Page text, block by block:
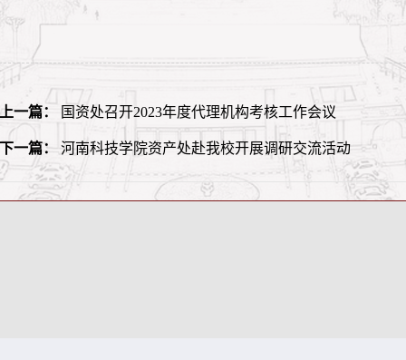
上一篇： 国资处召开2023年度代理机构考核工作会议
下一篇： 河南科技学院资产处赴我校开展调研交流活动